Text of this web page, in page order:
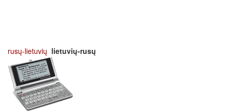
rusų-lietuvių lietuvių-rusų